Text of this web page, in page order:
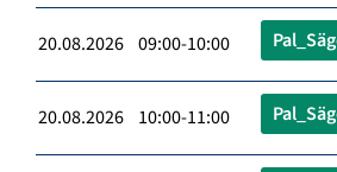
20.08.2026 09:00-10:00
20.08.2026 10:00-11:00